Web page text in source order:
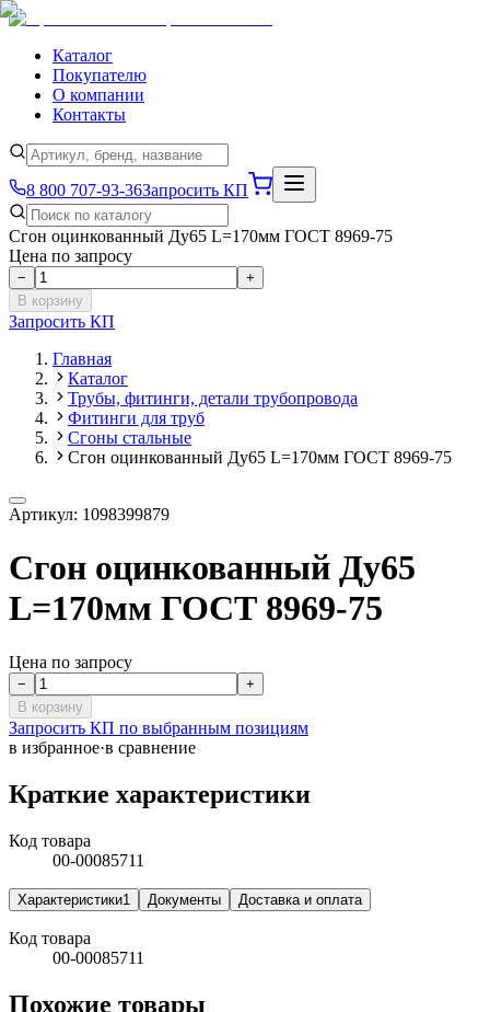
Каталог
Покупателю
О компании
Контакты
8 800 707-93-36Запросить КП
Сгон оцинкованный Ду65 L=170мм ГОСТ 8969-75
Цена по запросу
−
+
В корзину
Запросить КП
Главная
Каталог
Трубы, фитинги, детали трубопровода
Фитинги для труб
Сгоны стальные
Сгон оцинкованный Ду65 L=170мм ГОСТ 8969-75
Артикул: 1098399879
Сгон оцинкованный Ду65
L=170мм ГОСТ 8969-75
Цена по запросу
−
+
В корзину
Запросить КП по выбранным позициям
в избранное·в сравнение
Краткие характеристики
Код товара
00-00085711
Характеристики1 Документы Доставка и оплата
Код товара
00-00085711
Похожие товары